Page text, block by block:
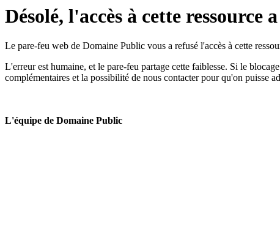
Désolé, l'accès à cette ressource
Le pare-feu web de Domaine Public vous a refusé l'accès à cette
L'erreur est humaine, et le pare-feu partage cette faiblesse. Si le
complémentaires et la possibilité de nous contacter pour qu'on puisse
L'équipe de Domaine Public